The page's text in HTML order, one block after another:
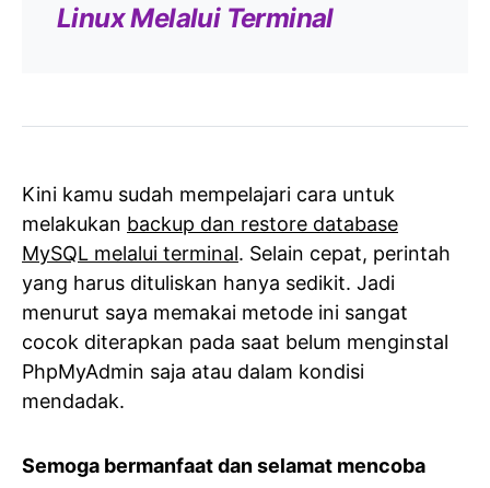
Linux Melalui Terminal
Kini kamu sudah mempelajari cara untuk
melakukan backup dan restore database
MySQL melalui terminal. Selain cepat, perintah
yang harus dituliskan hanya sedikit. Jadi
menurut saya memakai metode ini sangat
cocok diterapkan pada saat belum menginstal
PhpMyAdmin saja atau dalam kondisi
mendadak.
Semoga bermanfaat dan selamat mencoba